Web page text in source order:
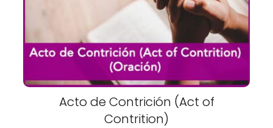
Acto de Contrición (Act of
Contrition)